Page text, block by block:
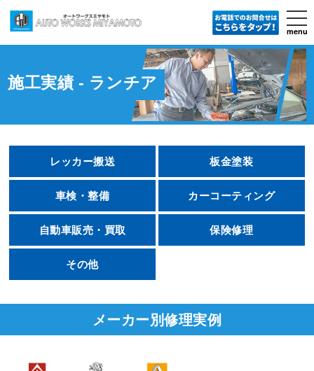
Skip
content
menu
施工実績 - ランチア
レッカー搬送 板金塗装
車検・整備 カーコーティング
自動車販売・買取 保険修理
その他
メーカー別修理実例